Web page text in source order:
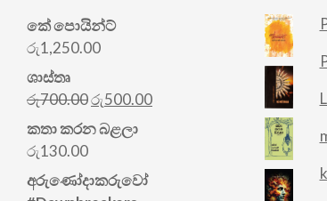
කේ පොයින්ට්
රු1,250.00
ශාස්තෘ
රු700.00Original
price
was:
රු500.00Current
කතා කරන බළලා
රු130.00
අරු‍ණෝදාකරුවෝ